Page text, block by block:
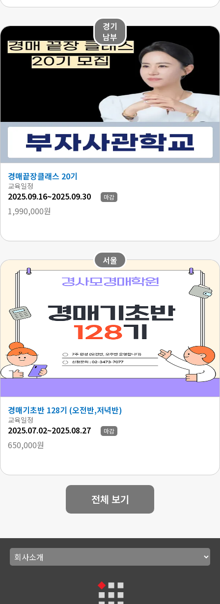
경기
남부
경매끝장클래스 20기
교육일정
2025.09.16~2025.09.30 마감
1,990,000원
서울
경매기초반 128기 (오전반,저녁반)
교육일정
2025.07.02~2025.08.27 마감
650,000원
전체 보기